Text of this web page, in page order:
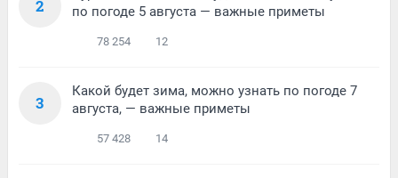
2
по погоде 5 августа — важные приметы
78 254 12
3
Какой будет зима, можно узнать по погоде 7
августа, — важные приметы
57 428 14